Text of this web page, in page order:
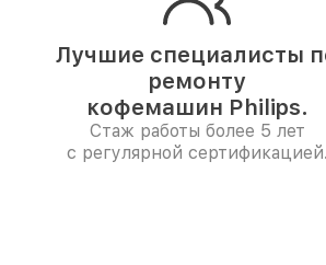
Лучшие специалисты
ремонту
кофемашин Philips.
Стаж работы более 5 лет
с регулярной сертификацией.